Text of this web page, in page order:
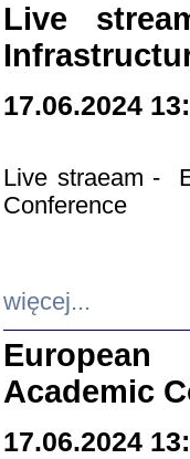
Live
17.06.2024
Live straeam -
Conference
więcej...
European
Academic
17.06.2024